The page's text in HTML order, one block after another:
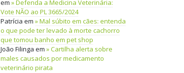
em
Defenda a Medicina Veterinária:
Vote NÃO ao PL 3665/2024
Patrícia em
Mal súbito em cães: entenda
o que pode ter levado à morte cachorro
que tomou banho em pet shop
João Filinga em
Cartilha alerta sobre
males causados por medicamento
veterinário pirata